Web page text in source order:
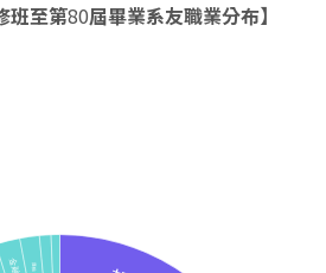
班至第80屆畢業系友職業分布】